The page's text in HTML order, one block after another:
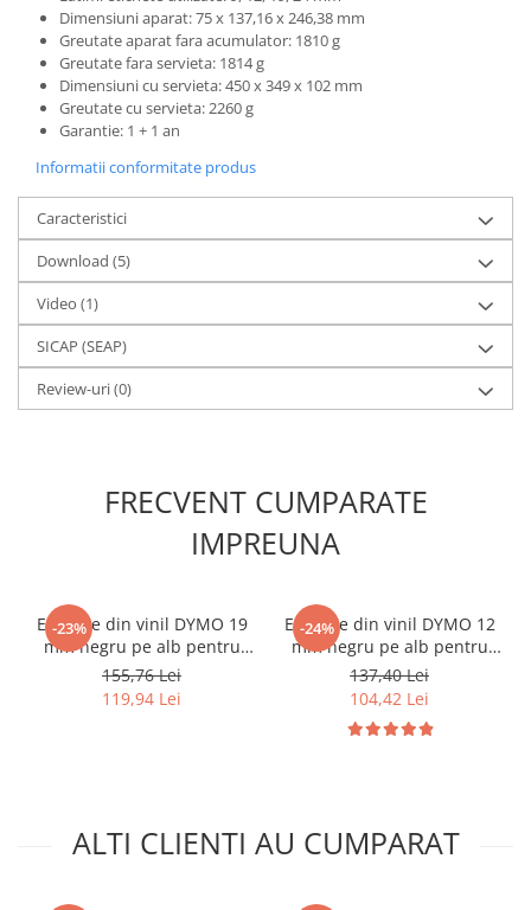
Dimensiuni aparat: 75 x 137,16 x 246,38 mm
Greutate aparat fara acumulator: 1810 g
Greutate fara servieta: 1814 g
Dimensiuni cu servieta: 450 x 349 x 102 mm
Greutate cu servieta: 2260 g
Garantie: 1 + 1 an
Informatii conformitate produs
Caracteristici
Download (5)
Video (1)
SICAP (SEAP)
Review-uri(0)
FRECVENT CUMPARATE
IMPREUNA
-23%
Etichete din vinil DYMO 19
mm negru pe alb pentru
tablouri electrice și
automatizări 18445
155,76 Lei
119,94 Lei
-24%
Etichete din vinil DYMO 12
mm negru pe alb pentru
tablouri electrice și
automatizări 18444
137,40 Lei
104,42 Lei
ALTI CLIENTI AU CUMPARAT